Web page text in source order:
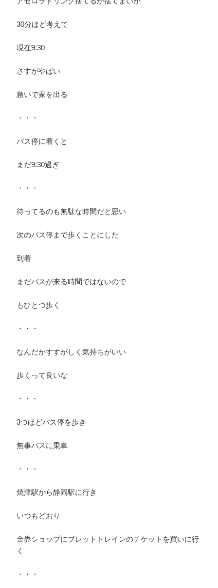
30分ほど考えて
現在9:30
さすがやばい
急いで家を出る
・・・
バス停に着くと
まだ9:30過ぎ
・・・
待ってるのも無駄な時間だと思い
次のバス停まで歩くことにした
到着
まだバスが来る時間ではないので
もひとつ歩く
・・・
なんだかすすがしく気持ちがいい
歩くって良いな
・・・
3つほどバス停を歩き
無事バスに乗車
・・・
焼津駅から静岡駅に行き
いつもどおり
金券ショップにブレットトレインのチケットを買いに行
く
・・・